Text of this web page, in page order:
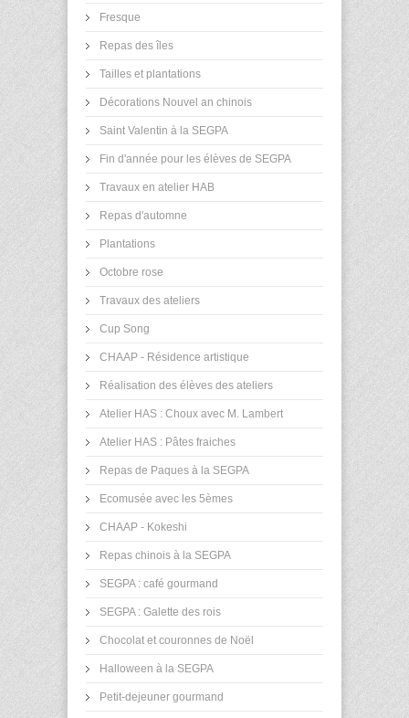
Fresque
Repas des îles
Tailles et plantations
Décorations Nouvel an chinois
Saint Valentin à la SEGPA
Fin d'année pour les élèves de SEGPA
Travaux en atelier HAB
Repas d'automne
Plantations
Octobre rose
Travaux des ateliers
Cup Song
CHAAP - Résidence artistique
Réalisation des élèves des ateliers
Atelier HAS : Choux avec M. Lambert
Atelier HAS : Pâtes fraiches
Repas de Paques à la SEGPA
Ecomusée avec les 5èmes
CHAAP - Kokeshi
Repas chinois à la SEGPA
SEGPA : café gourmand
SEGPA : Galette des rois
Chocolat et couronnes de Noël
Halloween à la SEGPA
Petit-dejeuner gourmand